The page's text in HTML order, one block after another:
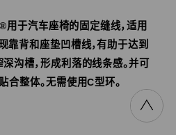
于汽车座椅的固定缝线，适用
靠背和座垫凹槽线，有助于达到
沟槽，形成利落的线条感。并可
合整体。无需使用C型环。